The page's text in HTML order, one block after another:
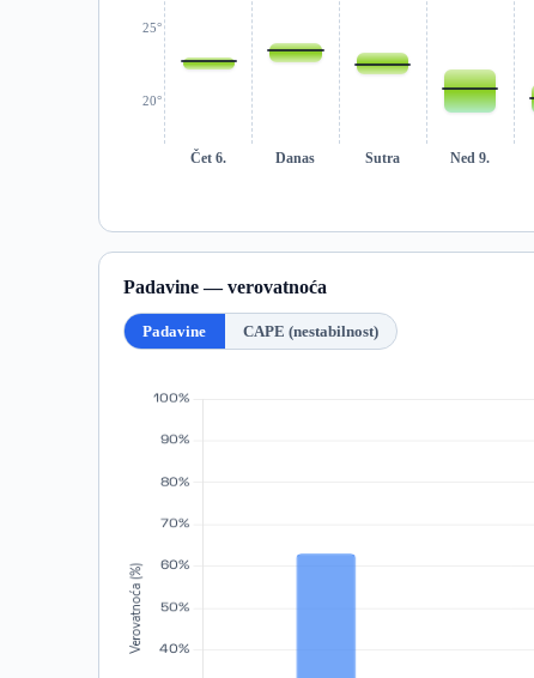
20°
25°
Čet 6. Danas Sutra Ned 9.
Padavine — verovatnoća
Padavine CAPE (nestabilnost)